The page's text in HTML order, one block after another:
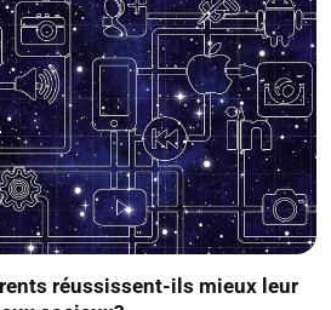
réussissent-ils mieux leur